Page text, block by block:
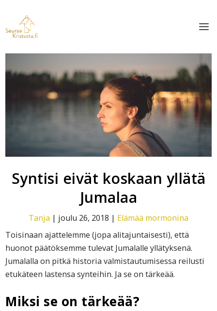
Syntisi eivät koskaan yllätä
Jumalaa
Tanja | joulu 26, 2018 | Elämää mormonina
Toisinaan ajattelemme (jopa alitajuntaisesti), että
huonot päätöksemme tulevat Jumalalle yllätyksenä.
Jumalalla on pitkä historia valmistautumisessa reilusti
etukäteen lastensa synteihin. Ja se on tärkeää.
Miksi se on tärkeää?